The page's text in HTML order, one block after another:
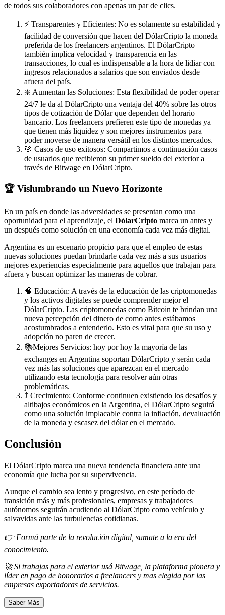
de todos sus colaboradores con apenas un par de clics.
⚡️ Transparentes y Eficientes: No es solamente su estabilidad y
facilidad de conversión que hacen del DólarCripto la moneda
preferida de los freelancers argentinos. El DólarCripto
también implica velocidad y transparencia en las
transacciones, lo cual es indispensable a la hora de lidiar con
ingresos relacionados a salarios que son enviados desde
afuera del país.
❇️ Aumentan las Soluciones: Esta flexibilidad de poder operar
24/7 le da al DólarCripto una ventaja del 40% sobre las otros
tipos de cotización de Dólar que dependen del horario
bancario. Los freelancers prefieren este tipo de monedas ya
que tienen más liquidez y son mejores instrumentos para
poder moverse de manera versátil en los distintos mercados.
🎯 Casos de uso exitosos: Compartimos a continuación casos
de usuarios que recibieron su primer sueldo del exterior a
través de Bitwage en DólarCripto.
🏆 Vislumbrando un Nuevo Horizonte
En un país en donde las adversidades se presentan como una
oportunidad para el aprendizaje, el DólarCripto marca un antes y
un después como solución en una economía cada vez más digital.
Argentina es un escenario propicio para que el empleo de estas
nuevas soluciones puedan brindarle cada vez más a sus usuarios
mejores experiencias especialmente para aquellos que trabajan para
afuera y buscan optimizar las maneras de cobrar.
🧠 Educación: A través de la educación de las criptomonedas
y los activos digitales se puede comprender mejor el
DólarCripto. Las criptomonedas como Bitcoin te brindan una
nueva percepción del dinero de como antes estábamos
acostumbrados a entenderlo. Esto es vital para que su uso y
adopción no paren de crecer.
📚Mejores Servicios: hoy por hoy la mayoría de las
exchanges en Argentina soportan DólarCripto y serán cada
vez más las soluciones que aparezcan en el mercado
utilizando esta tecnología para resolver aún otras
problemáticas.
⤴️ Crecimiento: Conforme continuen existiendo los desafíos y
altibajos económicos en la Argentina, el DólarCripto seguirá
como una solución implacable contra la inflación, devaluación
de la moneda y escasez del dólar en el mercado.
Conclusión
El DólarCripto marca una nueva tendencia financiera ante una
economía que lucha por su supervivencia.
Aunque el cambio sea lento y progresivo, en este período de
transición más y más profesionales, empresas y trabajadores
autónomos seguirán acudiendo al DólarCripto como vehículo y
salvavidas ante las turbulencias cotidianas.
👉 Formá parte de la revolución digital, sumate a la era del
conocimiento.
🚀 Si trabajas para el exterior usá Bitwage, la plataforma pionera y
líder en pago de honorarios a freelancers y mas elegida por las
empresas exportadoras de servicios.
Saber Más